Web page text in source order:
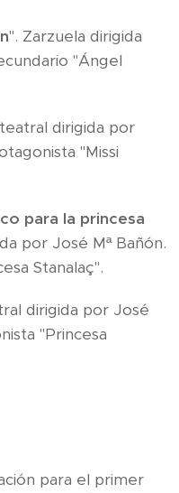
". Zarzuela dirigida
"Ángel
dirigida por
"Missi
para la princesa
por José Mª Bañón.
Stanalaç".
dirigida por José
"Princesa
para el primer